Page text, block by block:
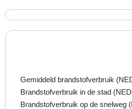
Gemiddeld brandstofverbruik
Brandstofverbruik in de stad
Brandstofverbruik op de snelweg